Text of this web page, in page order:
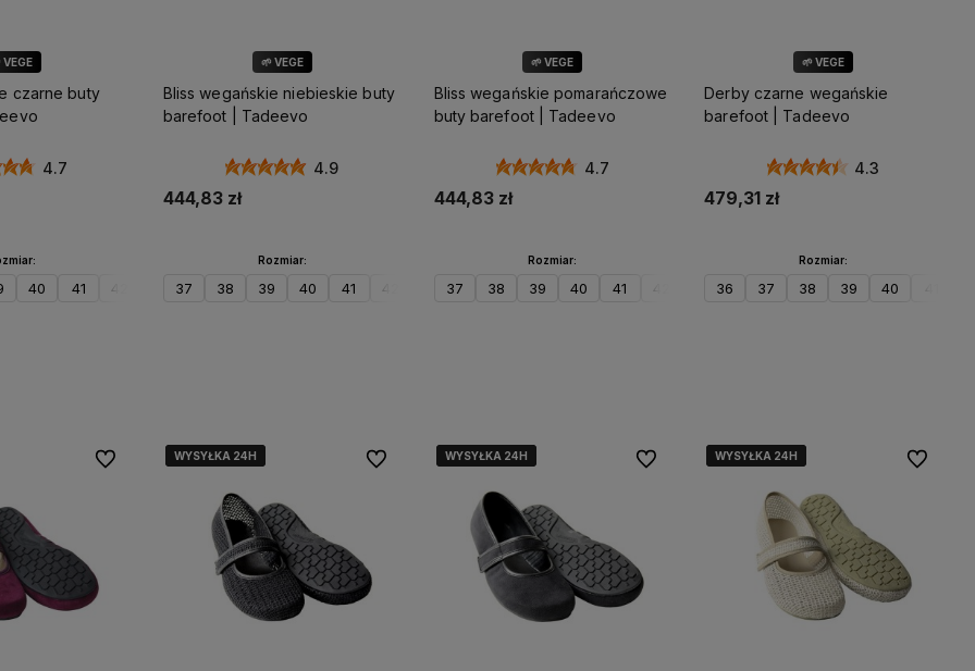
VEGE
czarne buty
4.7
40 41 42
🌱 VEGE
Bliss wegańskie niebieskie buty
barefoot | Tadeevo
4.9
444,83 zł
Rozmiar:
37 38 39 40 41 42
🌱 VEGE
Bliss wegańskie pomarańczowe
buty barefoot | Tadeevo
4.7
444,83 zł
Rozmiar:
37 38 39 40 41
🌱 VEGE
Derby czarne wegańskie
barefoot | Tadeevo
4.3
479,31 zł
Rozmiar:
36 37 38 39 40
Do ulubionychWYSYŁKA 24H
WYSYŁKA 24H
WYSYŁKA 24H
WYSYŁKA 24H Do ulubionychWYSYŁKA 24H
WYSYŁKA 24H
WYSYŁKA 24H
WYSYŁKA 24H Do ulubionychWYSYŁKA 24H
WYSYŁKA 24H
WYSYŁKA 24H
WYSYŁKA 24H Do